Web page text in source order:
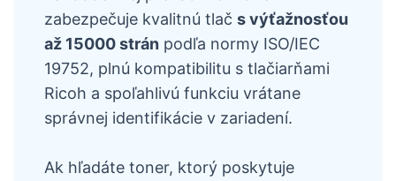
zabezpečuje kvalitnú tlač s výťažnosťou
až 15000 strán podľa normy ISO/IEC
19752, plnú kompatibilitu s tlačiarňami
Ricoh a spoľahlivú funkciu vrátane
správnej identifikácie v zariadení.
Ak hľadáte toner, ktorý poskytuje